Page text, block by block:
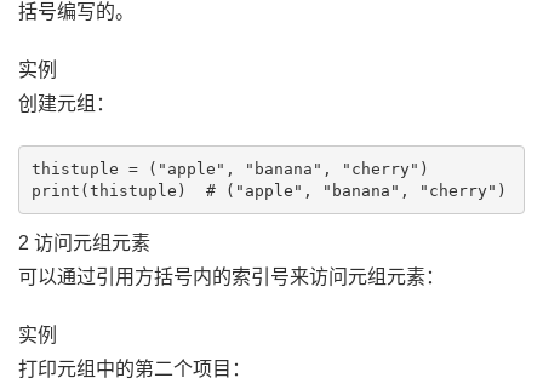
括号编写的。
实例
创建元组：
thistuple = ("apple", "banana", "cherry")
2 访问元组元素
可以通过引用方括号内的索引号来访问元组元素：
实例
打印元组中的第二个项目：